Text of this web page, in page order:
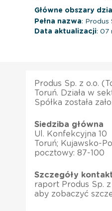
Główne obszary
Pełna nazwa: Produs
Data aktualizacji: 07
Produs Sp. z o.o.
Toruń. Działa w
Spółka została
Siedziba główna
Ul. Konfekcyjna 10
Toruń; Kujawsko-
pocztowy: 87-100
Szczegóły
raport Produs Sp.
aby zobaczyć